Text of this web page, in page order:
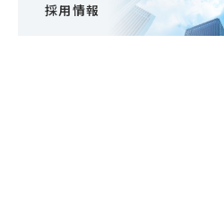
採用情報